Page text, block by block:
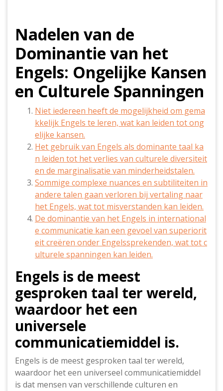
Nadelen van de
Dominantie van het
Engels: Ongelijke Kansen
en Culturele Spanningen
Niet iedereen heeft de mogelijkheid om gema
kkelijk Engels te leren, wat kan leiden tot ong
elijke kansen.
Het gebruik van Engels als dominante taal ka
n leiden tot het verlies van culturele diversiteit
en de marginalisatie van minderheidstalen.
Sommige complexe nuances en subtiliteiten in
andere talen gaan verloren bij vertaling naar
het Engels, wat tot misverstanden kan leiden.
De dominantie van het Engels in international
e communicatie kan een gevoel van superiorit
eit creëren onder Engelssprekenden, wat tot c
ulturele spanningen kan leiden.
Engels is de meest
gesproken taal ter wereld,
waardoor het een
universele
communicatiemiddel is.
Engels is de meest gesproken taal ter wereld,
waardoor het een universeel communicatiemiddel
is dat mensen van verschillende culturen en